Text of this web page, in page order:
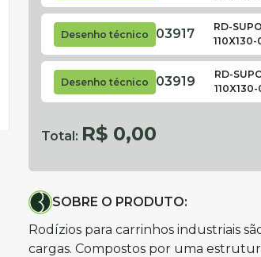
Desenho técnico 03917
RD-
Desenho técnico 03919
RD-
Total: R$ 0,00
SOBRE O PRODUTO:
Rodízios para carrinhos industriais
cargas. Compostos por uma